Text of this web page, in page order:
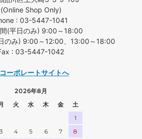
(Online Shop Only)
: 03-5447-1041
(平日のみ) 9:00～18:00
のみ) 9:00～12:00、13:00～18:00
: 03-5447-1042
コーポレートサイトへ
2026年8月
火 水 木 金
土
1
3 4 5 6 7
8